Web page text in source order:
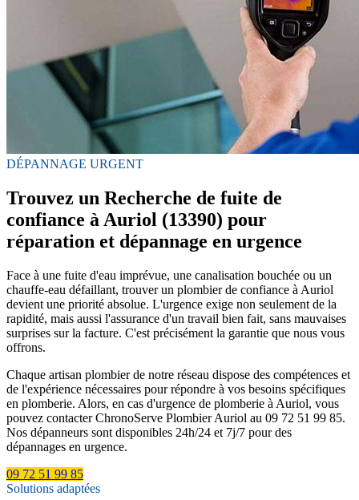
DÉPANNAGE URGENT
Trouvez un Recherche de fuite de
confiance à Auriol (13390) pour
réparation et dépannage en urgence
Face à une fuite d'eau imprévue, une canalisation bouchée ou un
chauffe-eau défaillant, trouver un plombier de confiance à Auriol
devient une priorité absolue. L'urgence exige non seulement de la
rapidité, mais aussi l'assurance d'un travail bien fait, sans mauvaises
surprises sur la facture. C'est précisément la garantie que nous vous
offrons.
Chaque artisan plombier de notre réseau dispose des compétences et
de l'expérience nécessaires pour répondre à vos besoins spécifiques
en plomberie. Alors, en cas d'urgence de plomberie à Auriol, vous
pouvez contacter ChronoServe Plombier Auriol au 09 72 51 99 85.
Nos dépanneurs sont disponibles 24h/24 et 7j/7 pour des
dépannages en urgence.
09 72 51 99 85
Solutions adaptées